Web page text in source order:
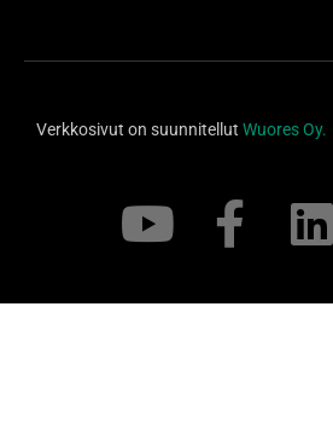
Verkkosivut on suunnitellut Wuores Oy.